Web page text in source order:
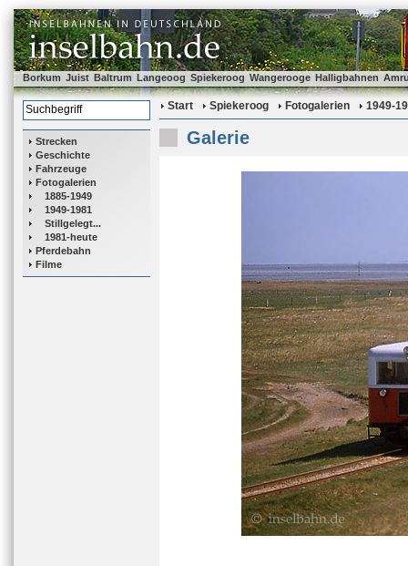
Borkum Juist Baltrum Langeoog Spiekeroog Wangerooge Halligbahnen
Strecken
Geschichte
Fahrzeuge
Fotogalerien
1885-1949
1949-1981
Stillgelegt...
1981-heute
Pferdebahn
Filme
Start Spiekeroog Fotogalerien 1949-
Galerie